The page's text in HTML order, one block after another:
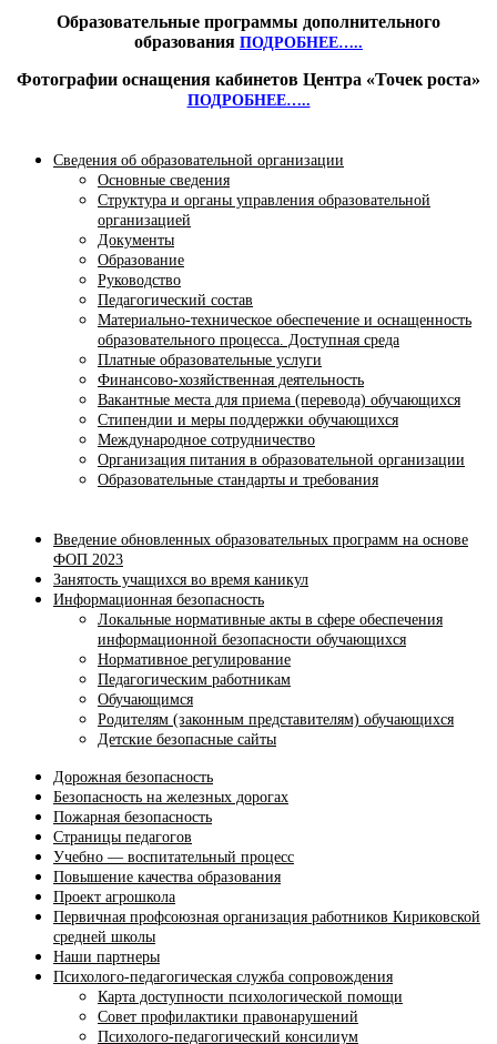
Образовательные программы дополнительного
образования ПОДРОБНЕЕ…..
Фотографии оснащения кабинетов Центра «Точек роста»
ПОДРОБНЕЕ…..
Сведения об образовательной организации
Основные сведения
Структура и органы управления образовательной
организацией
Документы
Образование
Руководство
Педагогический состав
Материально-техническое обеспечение и оснащенность
образовательного процесса. Доступная среда
Платные образовательные услуги
Финансово-хозяйственная деятельность
Вакантные места для приема (перевода) обучающихся
Стипендии и меры поддержки обучающихся
Международное сотрудничество
Организация питания в образовательной организации
Образовательные стандарты и требования
Введение обновленных образовательных программ на основе
ФОП 2023
Занятость учащихся во время каникул
Информационная безопасность
Локальные нормативные акты в сфере обеспечения
информационной безопасности обучающихся
Нормативное регулирование
Педагогическим работникам
Обучающимся
Родителям (законным представителям) обучающихся
Детские безопасные сайты
Дорожная безопасность
Безопасность на железных дорогах
Пожарная безопасность
Страницы педагогов
Учебно — воспитательный процесс
Повышение качества образования
Проект агрошкола
Первичная профсоюзная организация работников Кириковской
средней школы
Наши партнеры
Психолого-педагогическая служба сопровождения
Карта доступности психологической помощи
Совет профилактики правонарушений
Психолого-педагогический консилиум